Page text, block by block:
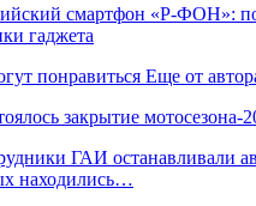
смартфон «Р-ФОН»:
гаджета
понравиться Еще от
закрытие
ГАИ останавливали
находились…